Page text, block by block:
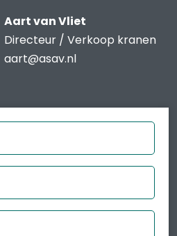
Aart van Vliet
Directeur / Verkoop kranen
aart@asav.nl